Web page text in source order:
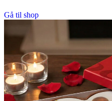
Gå til shop